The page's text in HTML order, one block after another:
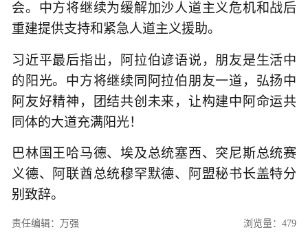
会。中方将继续为缓解加沙人道主义危机和战后
重建提供支持和紧急人道主义援助。
习近平最后指出，阿拉伯谚语说，朋友是生活中
的阳光。中方将继续同阿拉伯朋友一道，弘扬中
阿友好精神，团结共创未来，让构建中阿命运共
同体的大道充满阳光！
巴林国王哈马德、埃及总统塞西、突尼斯总统赛
义德、阿联酋总统穆罕默德、阿盟秘书长盖特分
别致辞。
责任编辑：万强 浏览量：479